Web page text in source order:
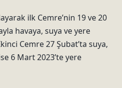
ilk Cemre’nin 19 ve 20
havaya, suya ve yere
Cemre 27 Şubat’ta suya,
6 Mart 2023’te yere